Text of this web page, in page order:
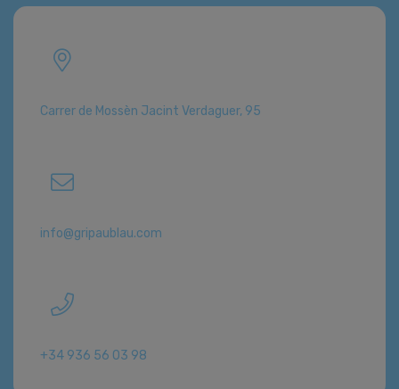
Carrer de Mossèn Jacint Verdaguer, 95
info@gripaublau.com
+34 936 56 03 98